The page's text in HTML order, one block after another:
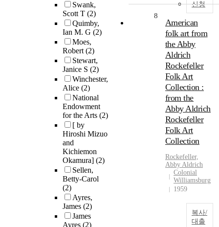
Swank,
Scott T (2)
Quimby,
Ian M. G (2)
Moes,
Robert(2)
Stewart,
Janice S (2)
Winchester,
Alice (2)
National
Endowment
for the Arts (2)
[ by
Hiroshi Mizuo
and
Kichiemon
Okamura] (2)
Sellen,
Betty-Carol
(2)
Ayres,
James (2)
James
Ayres (2)
신청
8
American
folk art from
the Abby
Aldrich
Rockefeller
Folk Art
Collection :
from the
Abby Aldrich
Rockefeller
Folk Art
Collection
Rockefeller,
Abby Aldrich
Colonial
Williamsburg
1959
복사/
대출